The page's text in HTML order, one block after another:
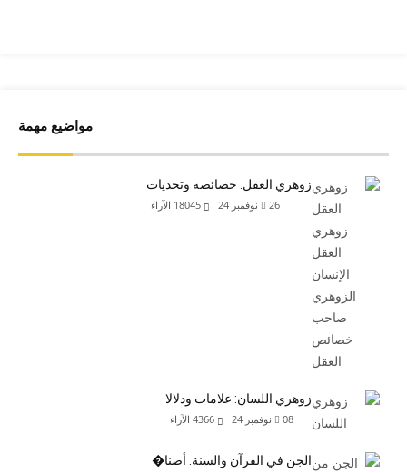
مواضيع مهمة
زوهري العقل: خصائصه وتحديات
26 نوفمبر 24 الآراء
زوهري اللسان: علامات ودلالا
08 نوفمبر 24 الآراء
الجن في القرآن والسنة: أصنا�